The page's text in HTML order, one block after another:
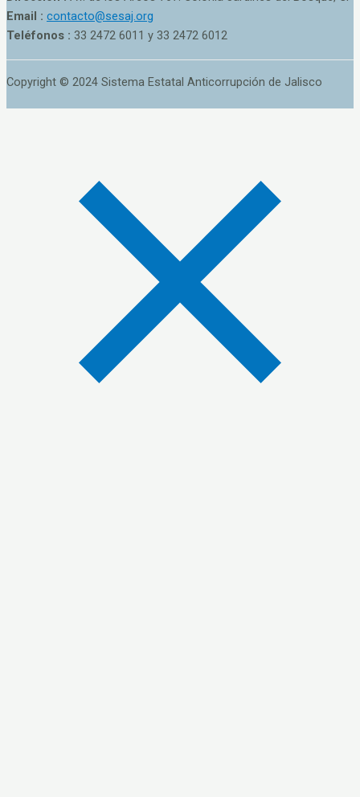
Email : contacto@sesaj.org
Teléfonos : 33 2472 6011 y 33 2472 6012
Copyright © 2024 Sistema Estatal Anticorrupción de Jalisco